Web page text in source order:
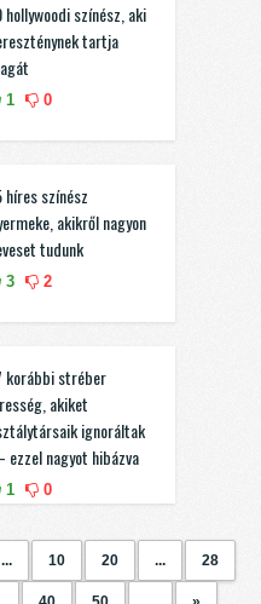
hollywoodi színész, aki
tartja
1 0
híres színész
akikről nagyon
tudunk
3 2
korábbi stréber
akiket
ignoráltak
nagyot hibázva
1 0
... 10 20 ... 28